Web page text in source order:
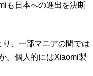
も日本への進出を決断
、一部マニアの間では
。個人的にはXiaomi製